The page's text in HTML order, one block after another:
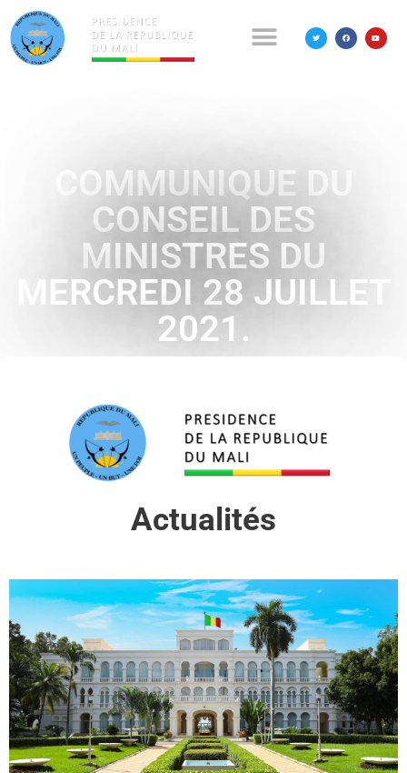
COMMUNIQUE DU
CONSEIL DES
MINISTRES DU
MERCREDI 28 JUILLET
2021.
Actualités